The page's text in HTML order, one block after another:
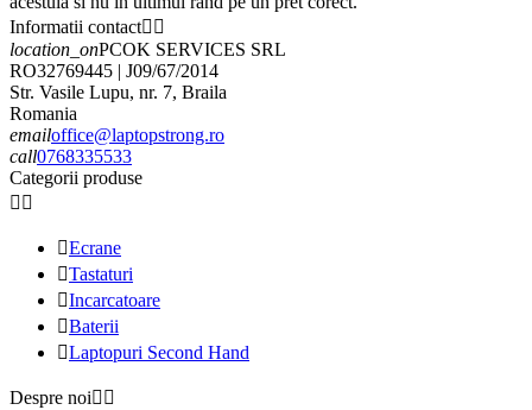
Informatii contact 
location_onPCOK SERVICES SRL
RO32769445 | J09/67/2014
Str. Vasile Lupu, nr. 7, Braila
Romania
emailoffice@laptopstrong.ro
call0768335533
Categorii produse
 
Ecrane
Tastaturi
Incarcatoare
Baterii
Laptopuri Second Hand
Despre noi 